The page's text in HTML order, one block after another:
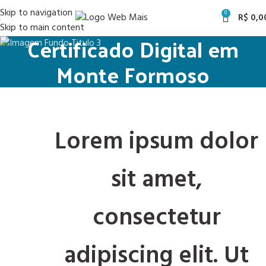
Skip to navigation
Skip to main content
0 R$
Certificado Digital em
Monte Formoso
Lorem ipsum dolor
sit amet,
consectetur
adipiscing elit. Ut